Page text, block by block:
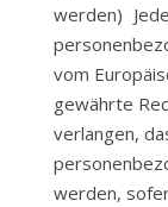
werden)
vom
gewährte
verlangen,
werden,